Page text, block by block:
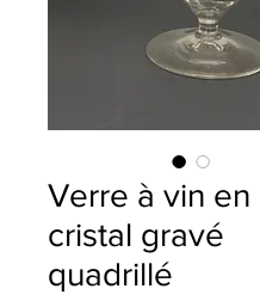
Verre à vin en
cristal gravé
quadrillé